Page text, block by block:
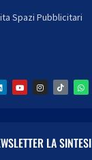
Spazi Pubblicitari
LA SINTESI